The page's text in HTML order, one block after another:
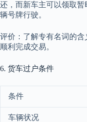
还，而新车主可以领取
辆号牌行驶。
评价：了解专有名词的
顺利完成交易。
6. 货车过户条件
条件
车辆状况